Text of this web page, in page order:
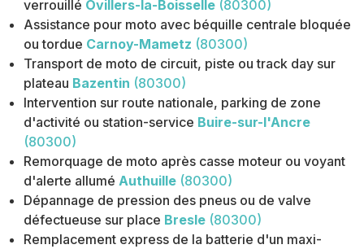
verrouillé Ovillers-la-Boisselle (80300)
Assistance pour moto avec béquille centrale bloquée
ou tordue Carnoy-Mametz (80300)
Transport de moto de circuit, piste ou track day sur
plateau Bazentin (80300)
Intervention sur route nationale, parking de zone
d'activité ou station-service Buire-sur-l'Ancre
(80300)
Remorquage de moto après casse moteur ou voyant
d'alerte allumé Authuille (80300)
Dépannage de pression des pneus ou de valve
défectueuse sur place Bresle (80300)
Remplacement express de la batterie d'un maxi-